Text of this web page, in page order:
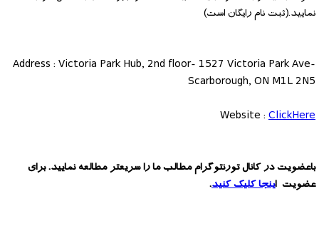
نمایید.(ثبت نام رایگان است)
Address : Victoria Park Hub, 2nd floor- 1527 Victoria Park Ave-
Scarborough, ON M1L 2N5
Website :ClickHere
باعضویت در کانال تورنتوگرام مطالب ما را سریعتر مطالعه نمایید. برای
عضویت اینجا کلیک کنید.